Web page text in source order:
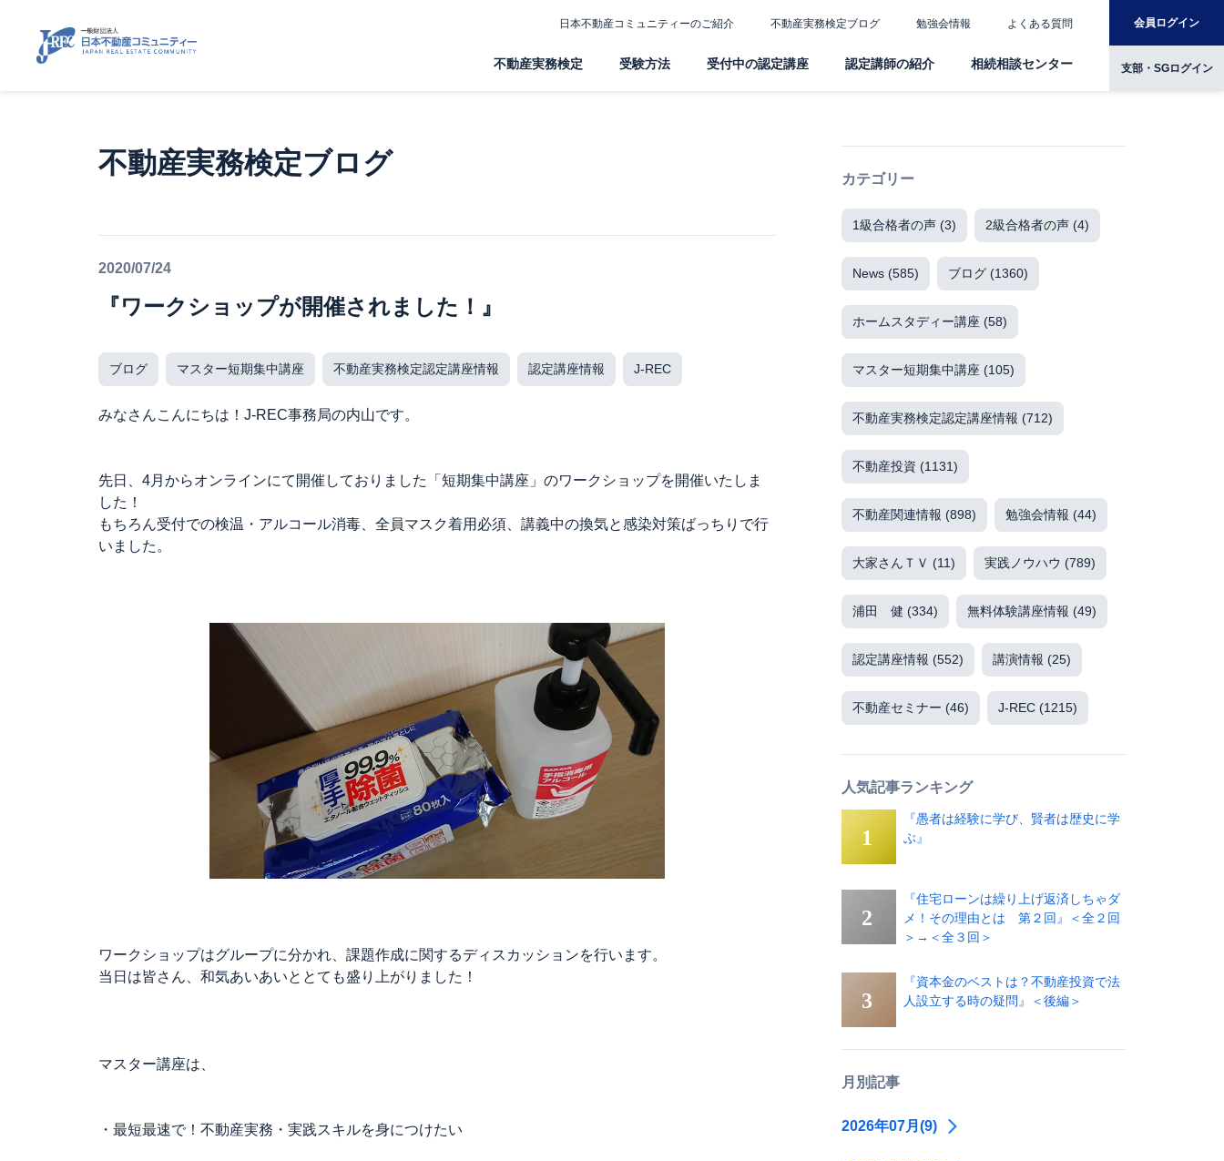
日本不動産コミュニティーのご紹介 不動産実務検定ブログ 勉強会情報 よくある質問 会員ログイン
不動産実務検定 受験方法 受付中の認定講座 認定講師の紹介 相続相談センター 支部・SGログイン
不動産実務検定ブログ
2020/07/24
『ワークショップが開催されました！』
ブログ マスター短期集中講座 不動産実務検定認定講座情報 認定講座情報 J-REC
みなさんこんにちは！J-REC事務局の内山です。
先日、4月からオンラインにて開催しておりました「短期集中講座」のワークショップを開催いたしま
した！
もちろん受付での検温・アルコール消毒、全員マスク着用必須、講義中の換気と感染対策ばっちりで行
いました。
ワークショップはグループに分かれ、課題作成に関するディスカッションを行います。
当日は皆さん、和気あいあいととても盛り上がりました！
マスター講座は、
・最短最速で！不動産実務・実践スキルを身につけたい
カテゴリー
1級合格者の声 (3) 2級合格者の声 (4)
News (585) ブログ (1360)
ホームスタディー講座 (58)
マスター短期集中講座 (105)
不動産実務検定認定講座情報 (712)
不動産投資 (1131)
不動産関連情報 (898) 勉強会情報 (44)
大家さんＴＶ (11) 実践ノウハウ (789)
浦田 健 (334) 無料体験講座情報 (49)
認定講座情報 (552) 講演情報 (25)
不動産セミナー (46) J-REC (1215)
人気記事ランキング
『愚者は経験に学び、賢者は歴史に学
ぶ』
『住宅ローンは繰り上げ返済しちゃダ
メ！その理由とは 第２回』＜全２回
＞→＜全３回＞
『資本金のベストは？不動産投資で法
人設立する時の疑問』＜後編＞
月別記事
2026年07月(9)